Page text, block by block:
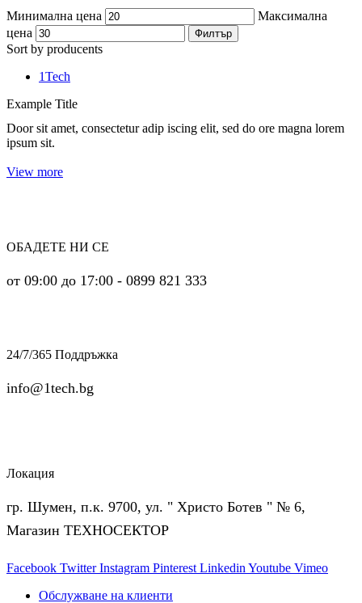
Минимална цена
Максимална
цена
Филтър
Sort by producents
1Tech
Example Title
Door sit amet, consectetur adip iscing elit, sed do ore magna lorem
ipsum sit.
View more
ОБАДЕТЕ НИ СЕ
от 09:00 до 17:00 - 0899 821 333
24/7/365 Поддръжка
info@1tech.bg
Локация
гр. Шумен, п.к. 9700, ул. " Христо Ботев " № 6,
Магазин ТЕХНОСЕКТОР
Facebook Twitter Instagram Pinterest Linkedin Youtube Vimeo
Обслужване на клиенти